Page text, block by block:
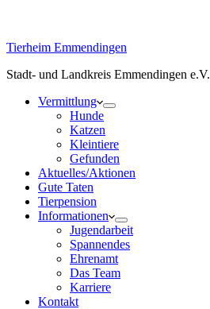
Tierheim Emmendingen
Stadt- und Landkreis Emmendingen e.V.
Vermittlung
Hunde
Katzen
Kleintiere
Gefunden
Aktuelles/Aktionen
Gute Taten
Tierpension
Informationen
Jugendarbeit
Spannendes
Ehrenamt
Das Team
Karriere
Kontakt